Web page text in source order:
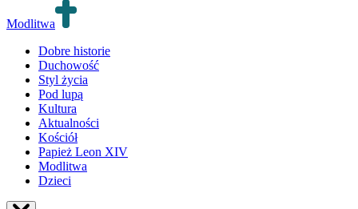
Modlitwa
Dobre historie
Duchowość
Styl życia
Pod lupą
Kultura
Aktualności
Kościół
Papież Leon XIV
Modlitwa
Dzieci